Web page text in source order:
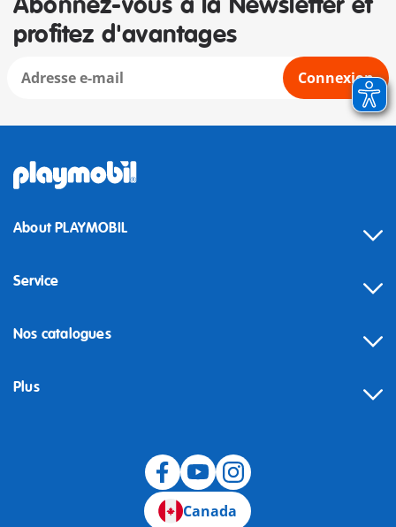
profitez d'avantages
Connexion
About PLAYMOBIL
Service
Nos catalogues
Plus
Canada